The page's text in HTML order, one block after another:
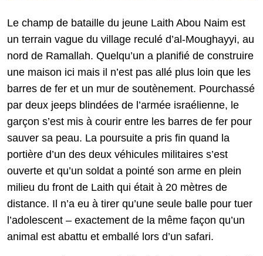
Le champ de bataille du jeune Laith Abou Naim est
un terrain vague du village reculé d’al-Moughayyi, au
nord de Ramallah. Quelqu’un a planifié de construire
une maison ici mais il n’est pas allé plus loin que les
barres de fer et un mur de soutènement. Pourchassé
par deux jeeps blindées de l’armée israélienne, le
garçon s’est mis à courir entre les barres de fer pour
sauver sa peau. La poursuite a pris fin quand la
portière d’un des deux véhicules militaires s’est
ouverte et qu’un soldat a pointé son arme en plein
milieu du front de Laith qui était à 20 mètres de
distance. Il n’a eu à tirer qu’une seule balle pour tuer
l’adolescent – exactement de la même façon qu’un
animal est abattu et emballé lors d’un safari.